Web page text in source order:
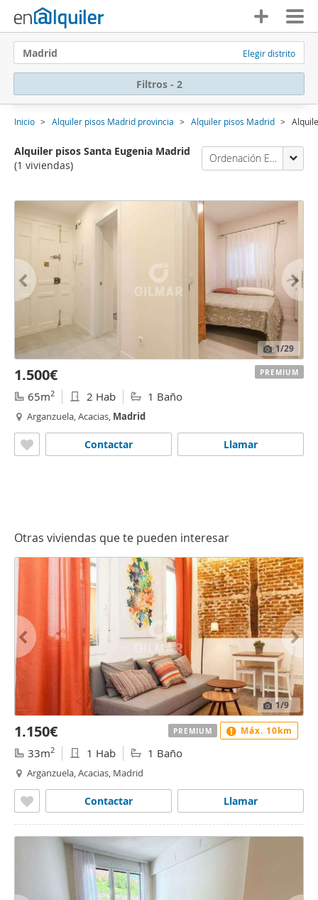
Madrid Elegir distrito
Filtros - 2
Inicio Alquiler pisos Madrid provincia Alquiler pisos Madrid
Alquiler pisos Santa Eugenia Madrid
(1 viviendas)
Ordenación Enalquiler
1/29
1.500€
65m2 2 Hab 1 Baño
Arganzuela, Acacias, Madrid
Llamar
Contactar
PREMIUM
Otras viviendas que te pueden interesar
1/9
1.150€
33m2 1 Hab 1 Baño
Arganzuela, Acacias, Madrid
Llamar
Contactar
PREMIUM Máx. 10km